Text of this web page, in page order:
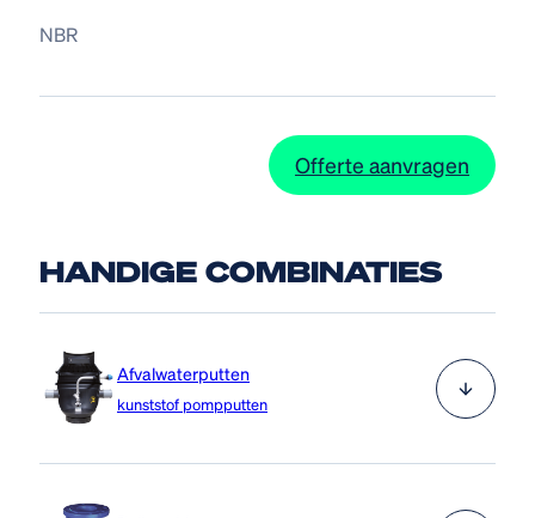
NBR
Offerte aanvragen
HANDIGE COMBINATIES
Afvalwaterputten
kunststof pompputten